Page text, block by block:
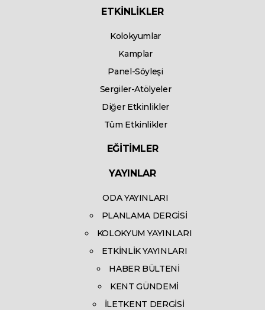
ETKİNLİKLER
Kolokyumlar
Kamplar
Panel-Söyleşi
Sergiler-Atölyeler
Diğer Etkinlikler
Tüm Etkinlikler
EĞİTİMLER
YAYINLAR
ODA YAYINLARI
PLANLAMA DERGİSİ
KOLOKYUM YAYINLARI
ETKİNLİK YAYINLARI
HABER BÜLTENİ
KENT GÜNDEMİ
İLETKENT DERGİSİ